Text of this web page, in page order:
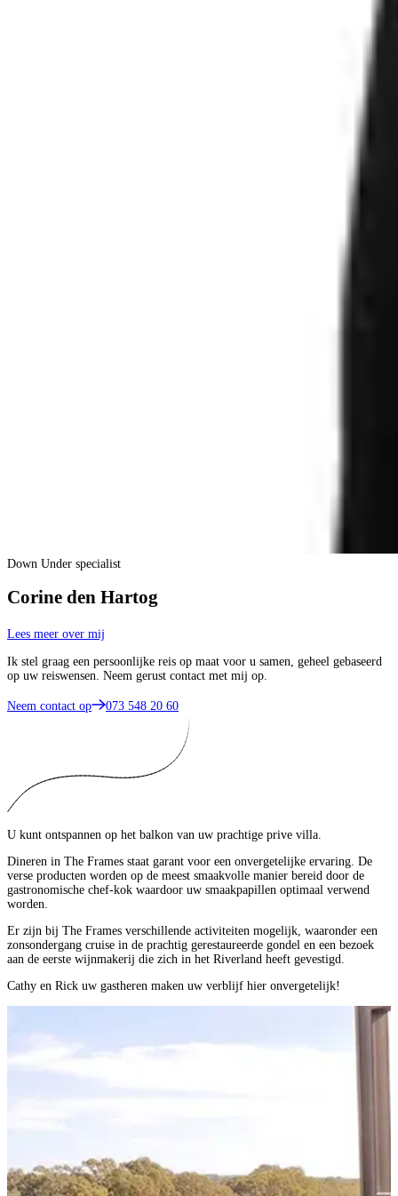
Down Under specialist
Corine den Hartog
Lees meer over mij
Ik stel graag een persoonlijke reis op maat voor u samen, geheel gebaseerd
op uw reiswensen. Neem gerust contact met mij op.
Neem contact op 073 548 20 60
U kunt ontspannen op het balkon van uw prachtige prive villa.
Dineren in The Frames staat garant voor een onvergetelijke ervaring. De
verse producten worden op de meest smaakvolle manier bereid door de
gastronomische chef-kok waardoor uw smaakpapillen optimaal verwend
worden.
Er zijn bij The Frames verschillende activiteiten mogelijk, waaronder een
zonsondergang cruise in de prachtig gerestaureerde gondel en een bezoek
aan de eerste wijnmakerij die zich in het Riverland heeft gevestigd.
Cathy en Rick uw gastheren maken uw verblijf hier onvergetelijk!